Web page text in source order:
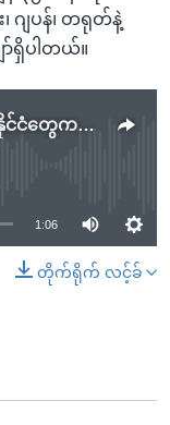
ဂျပန်၊ တရုတ်နဲ့
ရှိပါတယ်။
ကန် သွင်းကုန်ခွန်တိုးကောက်ရေး အာရှနိုင်ငံတွေကန့်ကွက်
1:06
တိုက်ရိုက် လင့်ခ်